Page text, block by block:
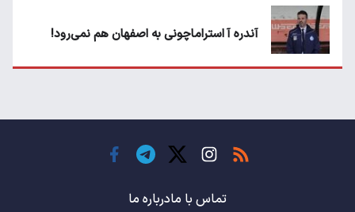
آندره آ استراماچونی به اصفهان هم نمی‌رود!
حسن روی هوا!
باشگاه های جهان
تماس با مادرباره ما